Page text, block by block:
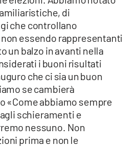
di
che controllano
essendo rappresentanti
un balzo in avanti nella
i buoni risultati
che ci sia un buon
se cambierà
«Come abbiamo sempre
schieramenti e
nessuno. Non
prima e non le